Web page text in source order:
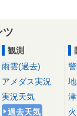
ツ
観測
雨雲(過去)
アメダス実況
実況天気
過去天気